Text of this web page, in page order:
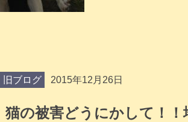
旧ブログ 2015年12月26日
猫の被害どうにかして！！